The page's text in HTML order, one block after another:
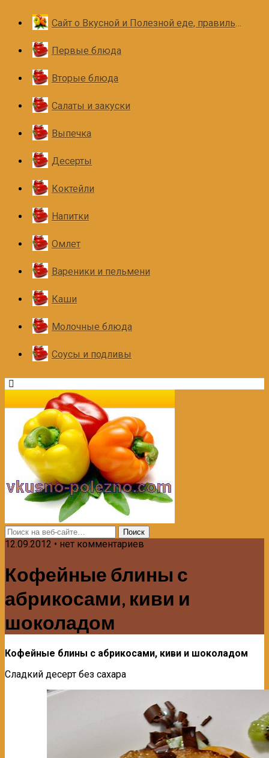
Сайт о Вкусной и Полезной еде, правильном и здоровом питании
Первые блюда
Вторые блюда
Салаты и закуски
Выпечка
Десерты
Коктейли
Напитки
Омлет
Вареники и пельмени
Каши
Молочные блюда
Соусы и подливы
12.09.2012 • нет комментариев
Кофейные блины с
абрикосами, киви и
шоколадом
Кофейные блины с абрикосами, киви и шоколадом
Сладкий десерт без сахара